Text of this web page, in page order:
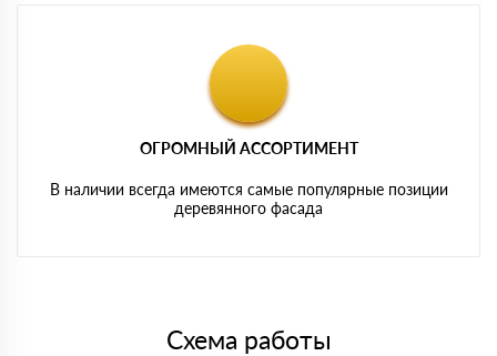
ОГРОМНЫЙ АССОРТИМЕНТ
В наличии всегда имеются самые популярные позиции
деревянного фасада
Схема работы